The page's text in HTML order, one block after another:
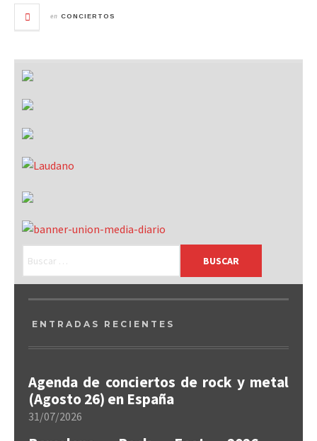
en CONCIERTOS
ENTRADAS RECIENTES
Agenda de conciertos de rock y metal
(Agosto 26) en España
31/07/2026